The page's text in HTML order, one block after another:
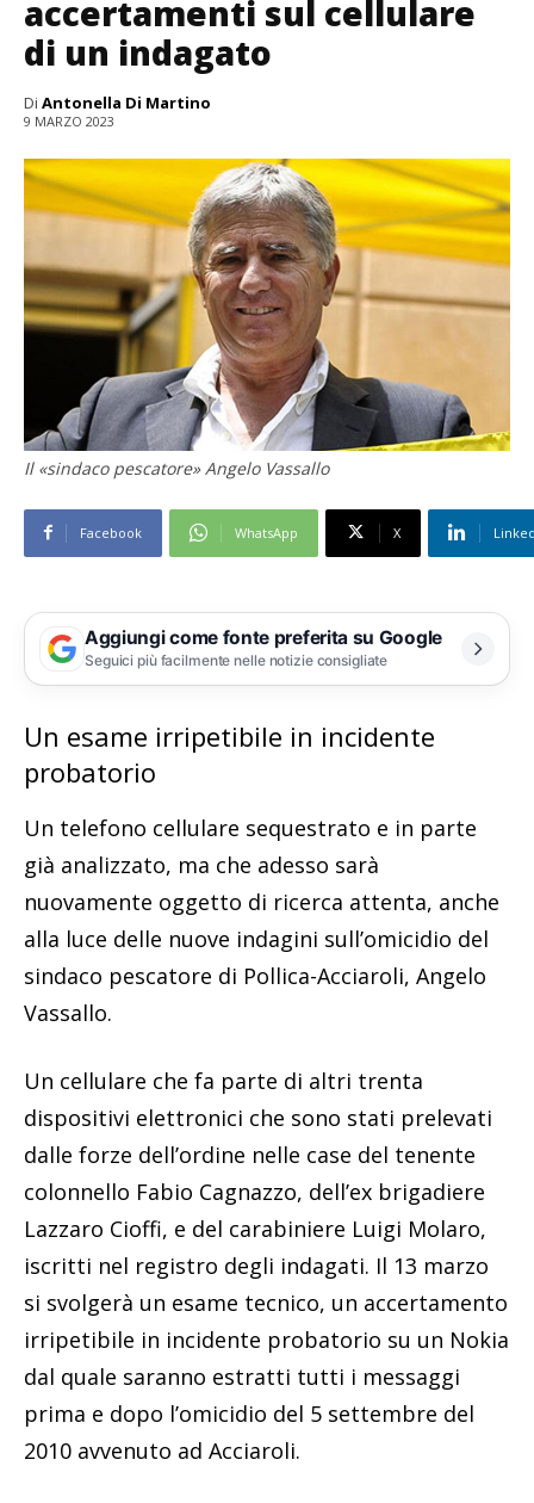
accertamenti sul cellulare
di un indagato
Di Antonella Di Martino
9 MARZO 2023
Il «sindaco pescatore» Angelo Vassallo
Facebook WhatsApp X
Aggiungi come fonte preferita su Google
Seguici più facilmente nelle notizie consigliate
Un esame irripetibile in incidente
probatorio
Un telefono cellulare sequestrato e in parte
già analizzato, ma che adesso sarà
nuovamente oggetto di ricerca attenta, anche
alla luce delle nuove indagini sull’omicidio del
sindaco pescatore di Pollica-Acciaroli, Angelo
Vassallo.
Un cellulare che fa parte di altri trenta
dispositivi elettronici che sono stati prelevati
dalle forze dell’ordine nelle case del tenente
colonnello Fabio Cagnazzo, dell’ex brigadiere
Lazzaro Cioffi, e del carabiniere Luigi Molaro,
iscritti nel registro degli indagati. Il 13 marzo
si svolgerà un esame tecnico, un accertamento
irripetibile in incidente probatorio su un Nokia
dal quale saranno estratti tutti i messaggi
prima e dopo l’omicidio del 5 settembre del
2010 avvenuto ad Acciaroli.